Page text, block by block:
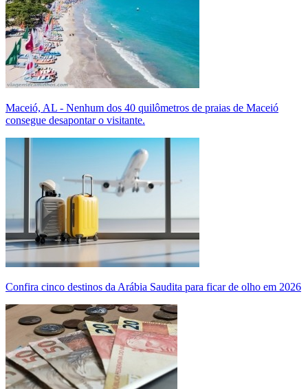
Maceió, AL - Nenhum dos 40 quilômetros de praias de Maceió
consegue desapontar o visitante.
Confira cinco destinos da Arábia Saudita para ficar de olho em 2026